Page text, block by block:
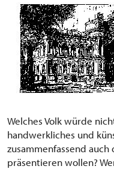
Welches Volk würde
handwerkliches und
zusammenfassend
präsentieren wollen?